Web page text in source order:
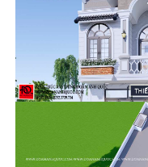
Kiến trúc Đoàn Anh
phố 2 tầng này dành